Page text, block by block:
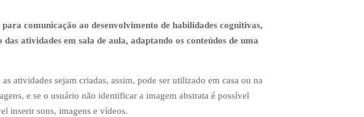
para comunicação ao desenvolvimento de habilidades cognitivas,
atividades em sala de aula, adaptando os conteúdos de uma
atividades sejam criadas, assim, pode ser utilizado em casa ou na
e se o usuário não identificar a imagem abstrata é possível
inserir sons, imagens e vídeos.